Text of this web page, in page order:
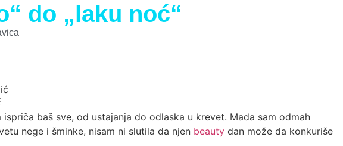
do „laku noć“
baš sve, od ustajanja do odlaska u krevet. Mada sam odmah
nege i šminke, nisam ni slutila da njen beauty dan može da konkuriše